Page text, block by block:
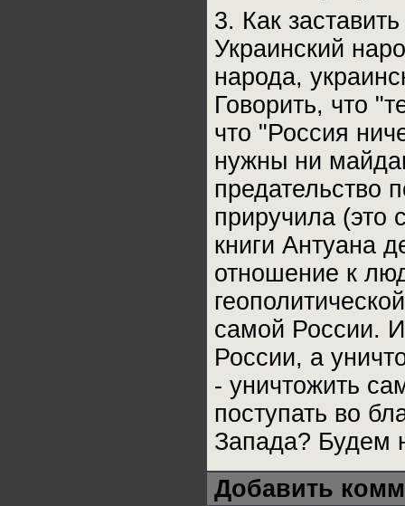
3. Как
Украинский
народа,
Говорить, что
что "Россия
нужны ни
предательство
приручила (это
книги Антуана
отношение к
самой России.
России, а
- уничтожить
поступать во
Запада? Будем
Добавить